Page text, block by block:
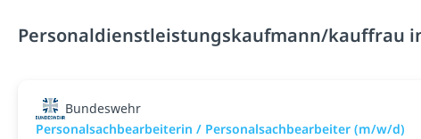
Personaldienstleistungskaufmann/kauffrau
Bundeswehr
Personalsachbearbeiterin / Personalsachbearbeiter (m/w/d)